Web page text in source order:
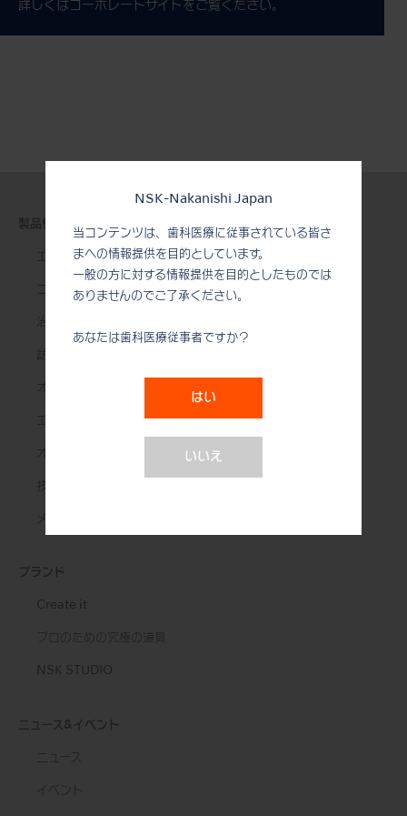
NSK-Nakanishi Japan
当コンテンツは、歯科医療に従事されている皆さ
まへの情報提供を目的としています。
一般の方に対する情報提供を目的としたものでは
ありませんのでご了承ください。
あなたは歯科医療従事者ですか？
はい
いいえ
詳しくはコーポレートサイトをご覧ください。
製品情報
エアータービン
コントラアングル
治療用モーター
訪問診療用機器
オーラルハイジーン
オーラルサージェリー
技工用製品
メンテナンス＆オートクレーブ
ブランド
Create it
プロのための究極の道具
NSK STUDIO
ニュース&イベント
ニュース
イベント